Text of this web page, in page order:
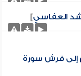
العفاسي]
إلى فرش سورة